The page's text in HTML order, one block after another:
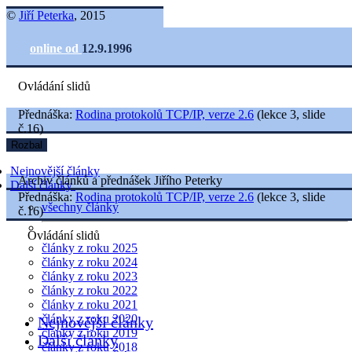
© Jiří Peterka, 2015
online od 12.9.1996
Ovládání slidů
Nejnovější články
Další články
všechny články
články z roku 2025
články z roku 2024
články z roku 2023
články z roku 2022
články z roku 2021
články z roku 2020
články z roku 2019
články z roku 2018
Přednáška: Rodina protokolů TCP/IP, verze 2.6 (lekce 3, slide
č.16)
Rozbal
Archiv článků a přednášek Jiřího Peterky
Přednáška: Rodina protokolů TCP/IP, verze 2.6 (lekce 3, slide
č.16)
Ovládání slidů
Nejnovější články
Další články